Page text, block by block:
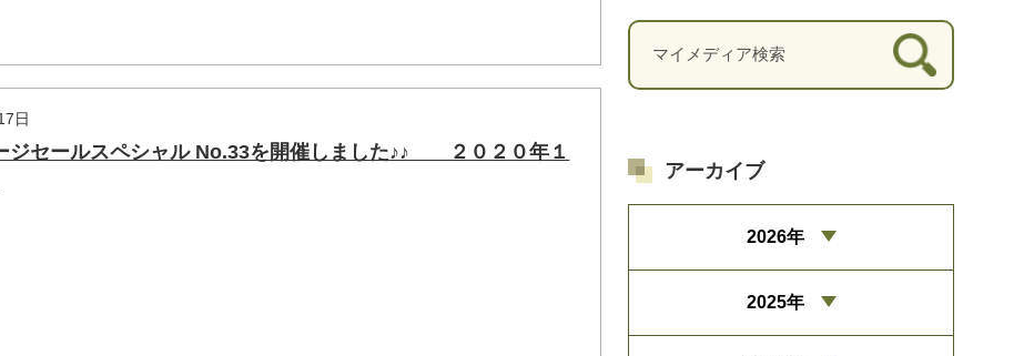
日
ジセールスペシャル No.33を開催しました♪♪ ２０２０年１
アーカイブ
2026年
2025年